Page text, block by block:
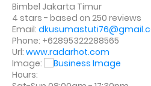
Bimbel Jakarta Timur
4 stars - based on 250 reviews
Email:
Phone: +62895322288565
Url: www.radarhot.com
Image:
Hours: